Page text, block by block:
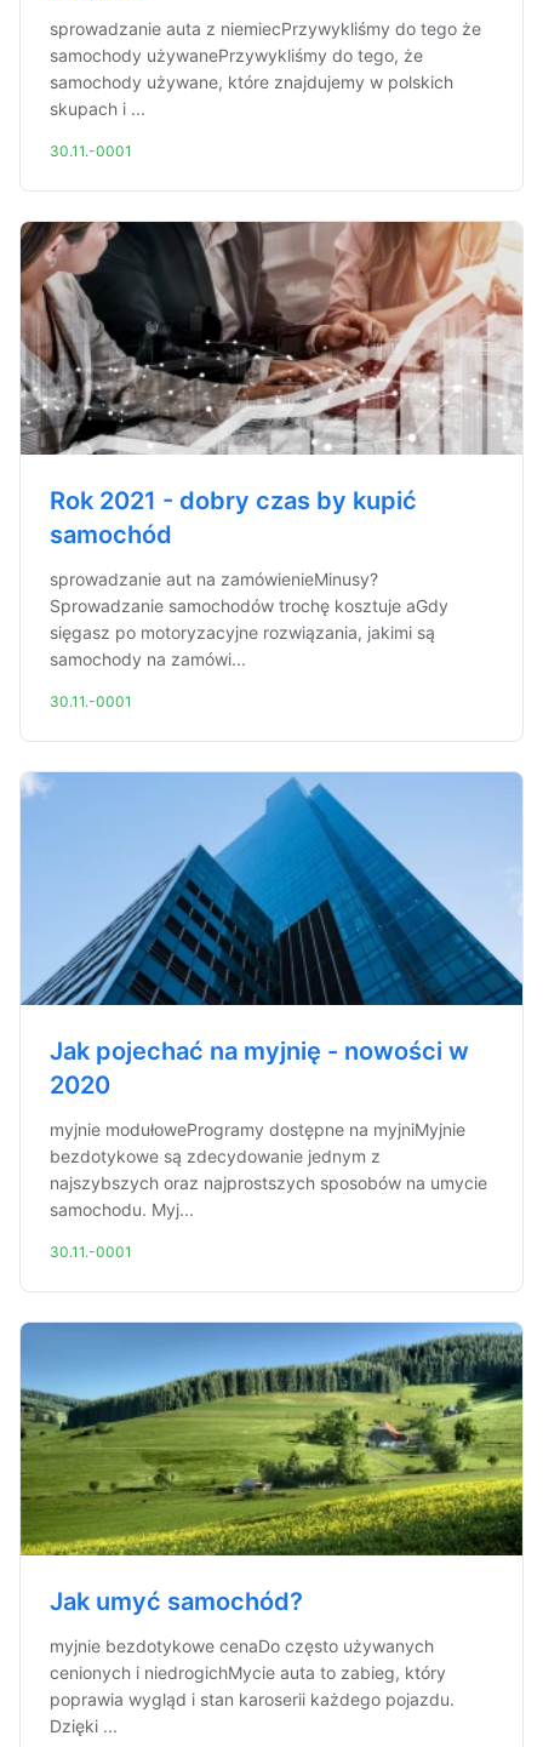
sprowadzanie auta z niemiecPrzywykliśmy do tego że
samochody używanePrzywykliśmy do tego, że
samochody używane, które znajdujemy w polskich
skupach i ...
30.11.-0001
Rok 2021 - dobry czas by kupić
samochód
sprowadzanie aut na zamówienieMinusy?
Sprowadzanie samochodów trochę kosztuje aGdy
sięgasz po motoryzacyjne rozwiązania, jakimi są
samochody na zamówi...
30.11.-0001
Jak pojechać na myjnię - nowości w
2020
myjnie modułoweProgramy dostępne na myjniMyjnie
bezdotykowe są zdecydowanie jednym z
najszybszych oraz najprostszych sposobów na umycie
samochodu. Myj...
30.11.-0001
Jak umyć samochód?
myjnie bezdotykowe cenaDo często używanych
cenionych i niedrogichMycie auta to zabieg, który
poprawia wygląd i stan karoserii każdego pojazdu.
Dzięki ...